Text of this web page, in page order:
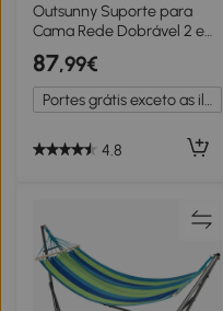
Outsunny Suporte para
Cama Rede Dobrável 2 em
1 Suporte para Cadeira
Suspensa com Estrutura
Metálica e Bolsa de
Transporte, Preto
87,99€
Portes grátis exceto as ilhas
4.8